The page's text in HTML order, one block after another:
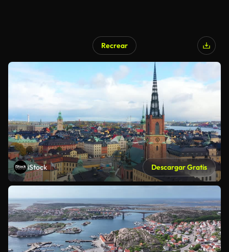
Recrear
iStock Descargar Gratis